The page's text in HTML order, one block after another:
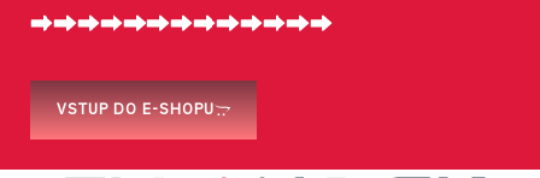
VSTUP DO E-SHOPU